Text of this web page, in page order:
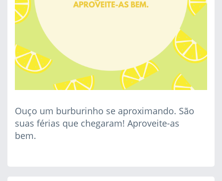
Ouço um burburinho se aproximando. São
suas férias que chegaram! Aproveite-as
bem.